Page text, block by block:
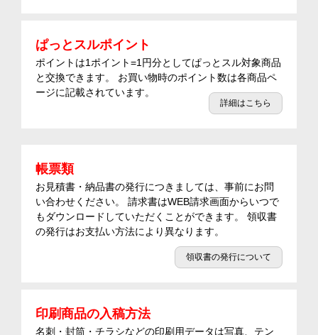
ぱっとスルポイント
ポイントは1ポイント=1円分としてぱっとスル対象商品
と交換できます。 お買い物時のポイント数は各商品ペ
ージに記載されています。
詳細はこちら
帳票類
お見積書・納品書の発行につきましては、事前にお問
い合わせください。 請求書はWEB請求画面からいつで
もダウンロードしていただくことができます。 領収書
の発行はお支払い方法により異なります。
領収書の発行について
印刷商品の入稿方法
名刺・封筒・チラシなどの印刷用データは写真、テン